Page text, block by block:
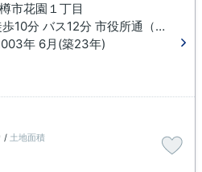
市花園１丁目
小樽駅 徒歩10分 バス12分 市役所通（小樽市）下車 徒歩4分
年 6月(築23年)
/ 土地面積